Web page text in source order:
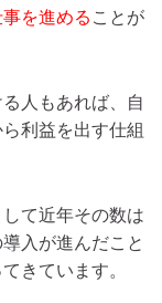
を進める ことが
人もあれば、自
利益を出す仕組
て近年その数は
入が進んだこと
きています。